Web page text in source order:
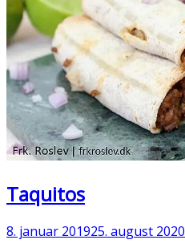
Taquitos
8. januar 201925. august 2020